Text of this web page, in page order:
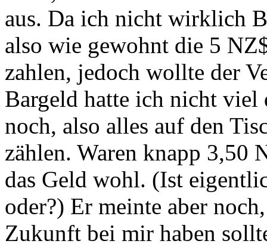
aus. Da ich nicht wirklich
also wie gewohnt die 5
zahlen, jedoch wollte der
Bargeld hatte ich nicht viel
noch, also alles auf den
zählen. Waren knapp 3,50
das Geld wohl. (Ist
oder?) Er meinte aber
Zukunft bei mir haben